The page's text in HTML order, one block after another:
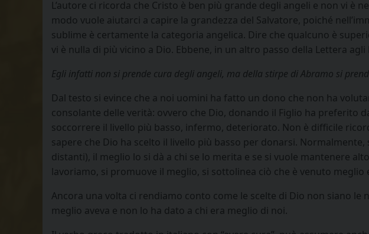
L’autore ci ricorda che Cristo è ben più grande degli angeli e non vi è
modo vuole aiutarci a capire la grandezza del Salvatore, poiché
sublime è certamente la categoria angelica. Dire che qualcuno è
vi è nulla di più vicino a Dio. Ebbene, in un altro passo della Lettera
Egli infatti non si prende cura degli angeli, ma della stirpe di Abramo si
Dal testo si evince che a noi uomini ha fatto un dono che non ha
consolante delle verità: ovvero che Dio, donando il Figlio ha preferito
soccorrere il livello più basso, infermo, deteriorato. Non è difficile
sapere che Dio ha scelto il livello più basso per donarsi.
distanti), il meglio lo si dà a chi se lo merita e se si vuole mantenere
lavoriamo, si promuove il meglio, si sottolinea ciò che è venuto meglio
Ancora una volta ci rendiamo conto come le scelte di Dio non siano le
meglio aveva e non lo ha dato a chi era meglio di noi.